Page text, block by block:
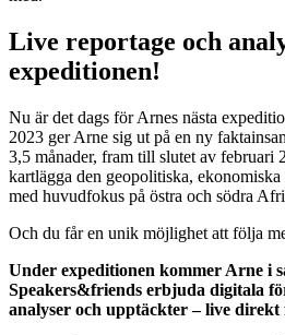
Live reportage och
expeditionen!
Nu är det dags för Arnes nästa
2023 ger Arne sig ut på en ny
3,5 månader, fram till slutet av februari
kartlägga den geopolitiska,
med huvudfokus på östra och södra
Och du får en unik möjlighet att följa
Under expeditionen kommer Arne i
Speakers&friends erbjuda digitala
analyser och upptäckter – live